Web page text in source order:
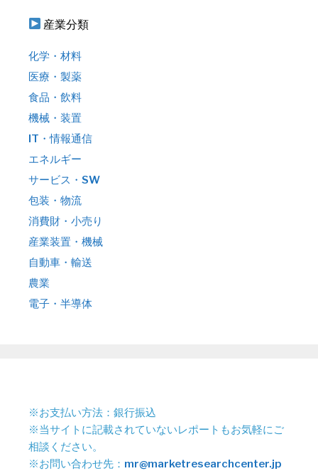
産業分類
化学・材料
医療・製薬
食品・飲料
機械・装置
IT・情報通信
エネルギー
サービス・SW
包装・物流
消費財・小売り
産業装置・機械
自動車・輸送
農業
電子・半導体
※お支払い方法：銀行振込
※当サイトに記載されていないレポートもお気軽にご
相談ください。
※お問い合わせ先： mr@marketresearchcenter.jp